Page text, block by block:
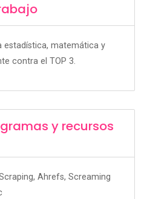
matemática y
contra el TOP 3.
y recursos
Ahrefs, Screaming